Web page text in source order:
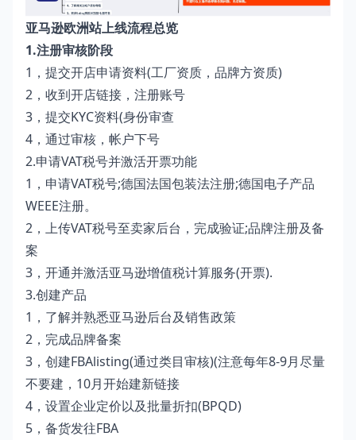
亚马逊欧洲站上线流程总览
1.注册审核阶段
1，提交开店申请资料(工厂资质，品牌方资质)
2，收到开店链接，注册账号
3，提交KYC资料(身份审查
4，通过审核，帐户下号
2.申请VAT税号并激活开票功能
1，申请VAT税号;德国法国包装法注册;德国电子产品
WEEE注册。
2，上传VAT税号至卖家后台，完成验证;品牌注册及备
案
3，开通并激活亚马逊增值税计算服务(开票).
3.创建产品
1，了解并熟悉亚马逊后台及销售政策
2，完成品牌备案
3，创建FBAlisting(通过类目审核)(注意每年8-9月尽量
不要建，10月开始建新链接
4，设置企业定价以及批量折扣(BPQD)
5，备货发往FBA